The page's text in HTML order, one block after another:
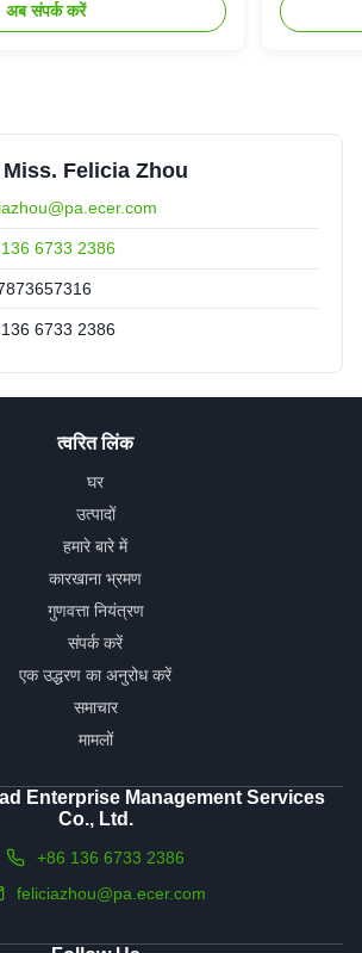
अब संपर्क करें
Miss. Felicia Zhou
6733 2386
6733 2386
त्वरित लिंक
घर
उत्पादों
हमारे बारे में
कारखाना भ्रमण
गुणवत्ता नियंत्रण
संपर्क करें
एक उद्धरण का अनुरोध करें
समाचार
मामलों
Enterprise Management Services
Co., Ltd.
+86 136 6733 2386
feliciazhou@pa.ecer.com